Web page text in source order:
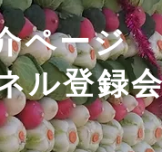
ページ
ル登録